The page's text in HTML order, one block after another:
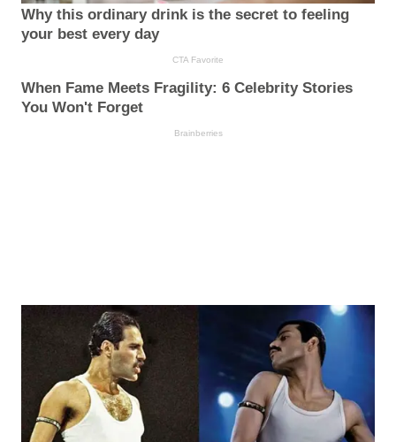
Why this ordinary drink is the secret to feeling
your best every day
CTA Favorite
When Fame Meets Fragility: 6 Celebrity Stories
You Won't Forget
Brainberries